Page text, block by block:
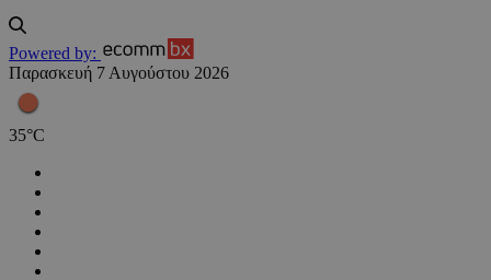
Powered by:
Παρασκευή 7 Αυγούστου 2026
35°C